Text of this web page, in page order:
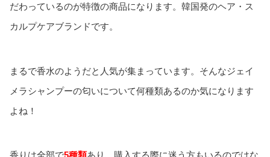
だわっているのが特徴の商品になります。韓国発のヘア・ス
カルプケアブランドです。
まるで香水のようだと人気が集まっています。そんなジェイ
メラシャンプーの匂いについて何種類あるのか気になります
よね！
香りは全部で5種類あり、購入する際に迷う方もいるのではな